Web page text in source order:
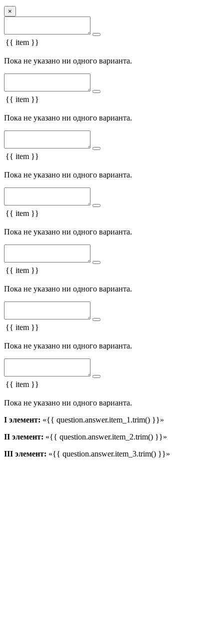
×
{{ item }}
Пока не указано ни одного варианта.
{{ item }}
Пока не указано ни одного варианта.
{{ item }}
Пока не указано ни одного варианта.
{{ item }}
Пока не указано ни одного варианта.
{{ item }}
Пока не указано ни одного варианта.
{{ item }}
Пока не указано ни одного варианта.
{{ item }}
Пока не указано ни одного варианта.
I элемент: «{{ question.answer.item_1.trim() }}»
II элемент: «{{ question.answer.item_2.trim() }}»
III элемент: «{{ question.answer.item_3.trim() }}»